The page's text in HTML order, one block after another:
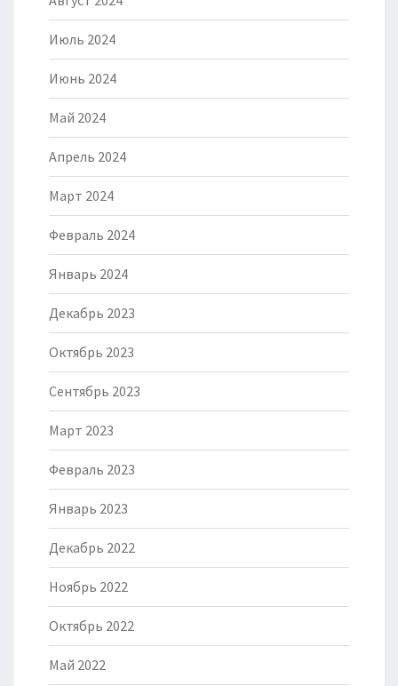
Июль 2024
Июнь 2024
Май 2024
Апрель 2024
Март 2024
Февраль 2024
Январь 2024
Декабрь 2023
Октябрь 2023
Сентябрь 2023
Март 2023
Февраль 2023
Январь 2023
Декабрь 2022
Ноябрь 2022
Октябрь 2022
Май 2022